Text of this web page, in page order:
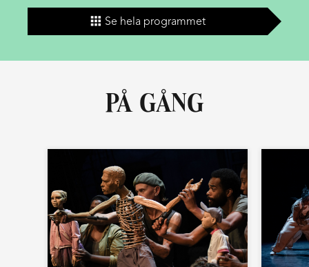
PÅ GÅNG
Se hela programmet